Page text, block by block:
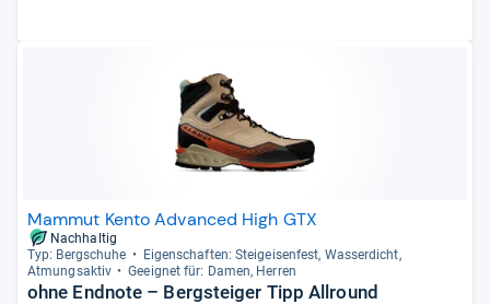
Mammut Kento Advanced High GTX
Nachhaltig
Typ: Berg­schuhe
Eigen­schaf­ten: Steig­ei­sen­fest, Was­ser­dicht,
Atmungs­ak­tiv
Geeig­net für: Damen, Her­ren
ohne Endnote – Bergsteiger Tipp Allround